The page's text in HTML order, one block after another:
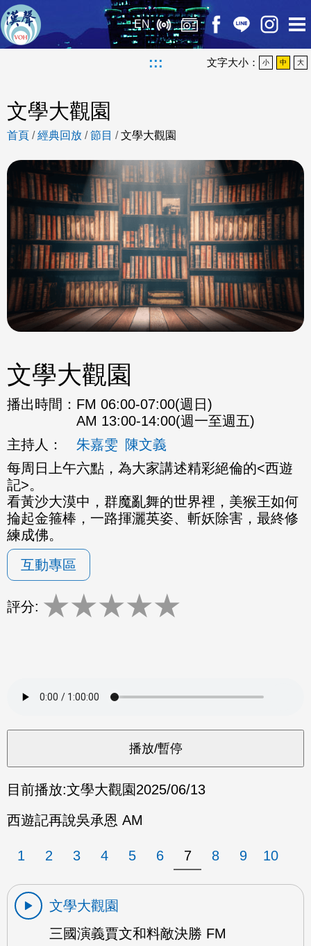
EN
::: 文字大小： 小 中 大
文學大觀園
首頁 /經典回放 /節目 /文學大觀園
文學大觀園
播出時間： FM 06:00-07:00(週日)
AM 13:00-14:00(週一至週五)
主持人：
朱嘉雯 陳文義
每周日上午六點，為大家講述精彩絕倫的<西遊
記>。
看黃沙大漠中，群魔亂舞的世界裡，美猴王如何
掄起金箍棒，一路揮灑英姿、斬妖除害，最終修
練成佛。
互動專區
評分: ★★★★★
目前播放:文學大觀園2025/06/13
西遊記再說吳承恩 AM
1 2 3 4 5 6 7 8 9 10
文學大觀園
三國演義賈文和料敵決勝 FM